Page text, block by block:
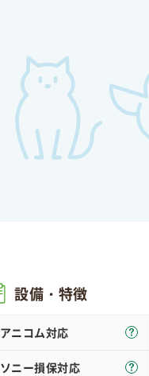
設備・特徴
アニコム対応
ソニー損保対応